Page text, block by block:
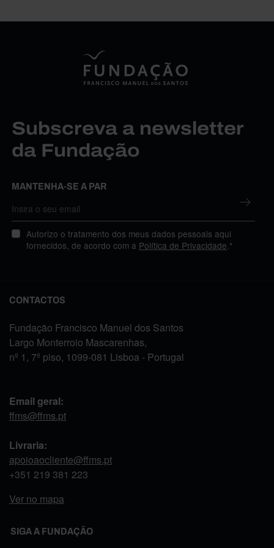
Subscreva a newsletter
da Fundação
MANTENHA-SE A PAR
Autorizo o tratamento dos meus dados pessoais aqui
fornecidos, de acordo com a Política de Privacidade .*
CONTACTOS
Fundação Francisco Manuel dos Santos
Largo Monterroio Mascarenhas,
nº 1, 7º piso, 1099-081 Lisboa - Portugal
Email geral:
ffms@ffms.pt
Livraria:
apoioaocliente@ffms.pt
+351 219 381 223
Ver no mapa
SIGA A FUNDAÇÃO